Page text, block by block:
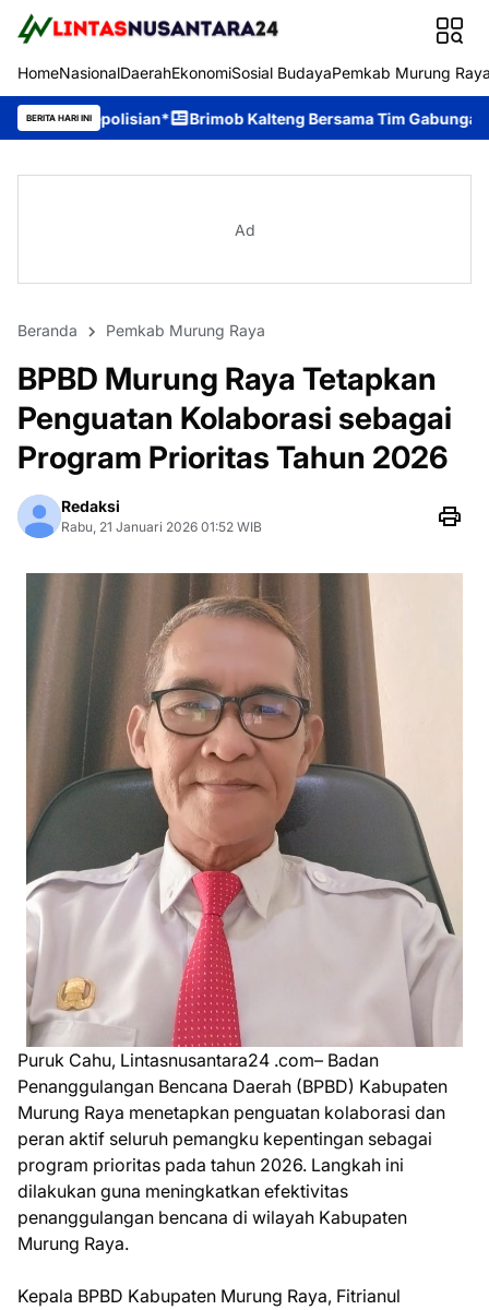
HomeNasionalDaerahEkonomiSosial BudayaPemkab Murung
BERITA HARI INI
Brimob Kalteng Bersama Tim Gabungan Bergerak Cepat
Ad
Beranda Pemkab Murung Raya
BPBD Murung Raya Tetapkan
Penguatan Kolaborasi sebagai
Program Prioritas Tahun 2026
Redaksi
Rabu, 21 Januari 2026 01:52 WIB
Puruk Cahu, Lintasnusantara24 .com– Badan
Penanggulangan Bencana Daerah (BPBD) Kabupaten
Murung Raya menetapkan penguatan kolaborasi dan
peran aktif seluruh pemangku kepentingan sebagai
program prioritas pada tahun 2026. Langkah ini
dilakukan guna meningkatkan efektivitas
penanggulangan bencana di wilayah Kabupaten
Murung Raya.
Kepala BPBD Kabupaten Murung Raya, Fitrianul